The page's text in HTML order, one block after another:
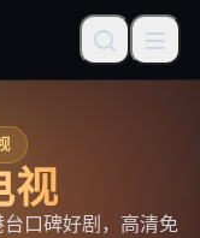
视
台口碑好剧，高清免